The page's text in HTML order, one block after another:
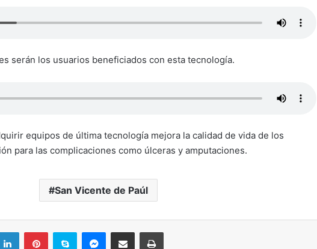
serán los usuarios beneficiados con esta tecnología.
equipos de última tecnología mejora la calidad de vida de los
para las complicaciones como úlceras y amputaciones.
San Vicente de Paúl
LinkedInPinterestSkype MessengerCompartir por correo electrónicoImprimir